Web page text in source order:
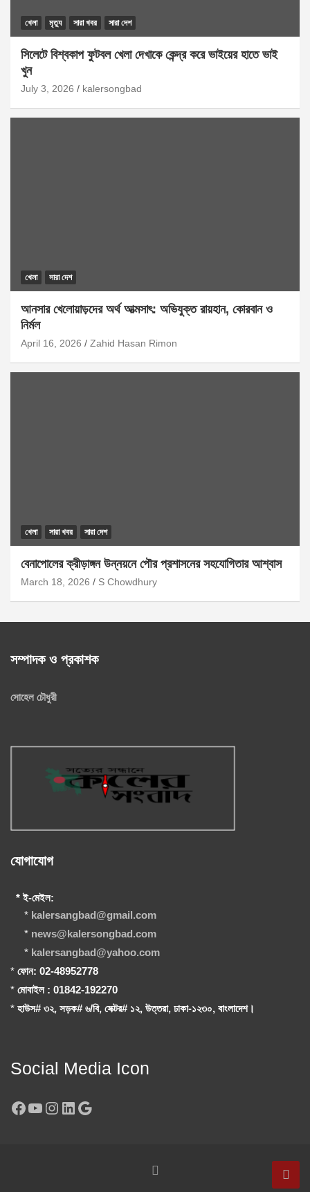
খেলা মৃত্যু সারা খবর সারা দেশ
সিলেটে বিশ্বকাপ ফুটবল খেলা দেখাকে কেন্দ্র করে ভাইয়ের হাতে ভাই
খুন
July 3, 2026 kalersongbad
খেলা সারা দেশ
আনসার খেলোয়াড়দের অর্থ আত্মসাৎ: অভিযুক্ত রায়হান, কোরবান ও
নির্মল
April 16, 2026 Zahid Hasan Rimon
খেলা সারা খবর সারা দেশ
বেনাপোলের ক্রীড়াঙ্গন উন্নয়নে পৌর প্রশাসনের সহযোগিতার আশ্বাস
March 18, 2026 S Chowdhury
সম্পাদক ও প্রকাশক
সোহেল চৌধুরী
যোগাযোগ
* ই-মেইল:
* kalersangbad@gmail.com
* news@kalersongbad.com
* kalersangbad@yahoo.com
* ফোন: 02-48952778
* মোবাইল : 01842-192270
* হাউস# ৩২, সড়ক# ৬/বি, সেক্টর# ১২, উত্তরা, ঢাকা-১২৩০, বাংলাদেশ।
Social Media Icon
Facebook
YouTube
Instagram
LinkedIn
Google